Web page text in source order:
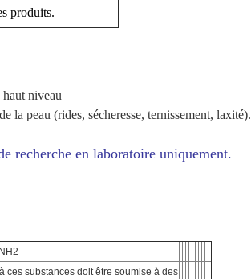
produits.
haut niveau
la peau (rides, sécheresse, ternissement, laxité).
recherche en laboratoire uniquement.
ces substances doit être soumise à des